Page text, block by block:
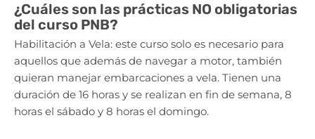
¿Cuáles son las prácticas NO obligatorias
del curso PNB?
Habilitación a Vela: este curso solo es necesario para
aquellos que además de navegar a motor, también
quieran manejar embarcaciones a vela. Tienen una
duración de 16 horas y se realizan en fin de semana, 8
horas el sábado y 8 horas el domingo.